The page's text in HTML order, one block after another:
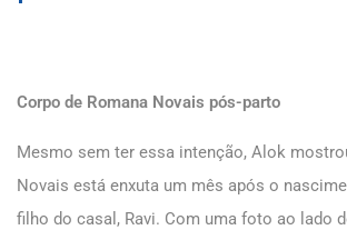
Corpo de Romana Novais pós-parto
Mesmo sem ter essa intenção, Alok
Novais está enxuta um mês após o
filho do casal, Ravi. Com uma foto ao lado